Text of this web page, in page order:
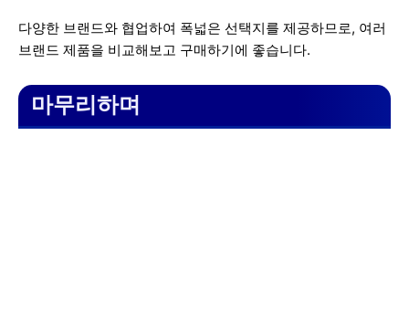
다양한 브랜드와 협업하여 폭넓은 선택지를 제공하므로, 여러
브랜드 제품을 비교해보고 구매하기에 좋습니다.
마무리하며